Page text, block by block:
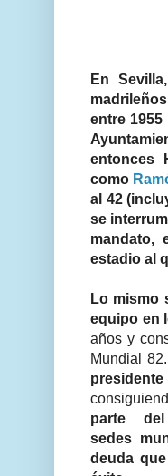
En
entre
entonces
como
al 42
se
mandato,
estadio al
Lo mismo
equipo en
años y
Mundial
parte
sedes
deuda